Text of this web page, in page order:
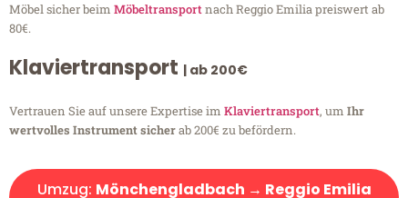
Möbel sicher beim Möbeltransportnach Reggio Emilia preiswert ab
80€.
Klaviertransport | ab 200€
Vertrauen Sie auf unsere Expertise im Klaviertransport, um Ihr
wertvolles Instrument sicherab 200€ zu befördern.
Umzug: Mönchengladbach → Reggio Emilia